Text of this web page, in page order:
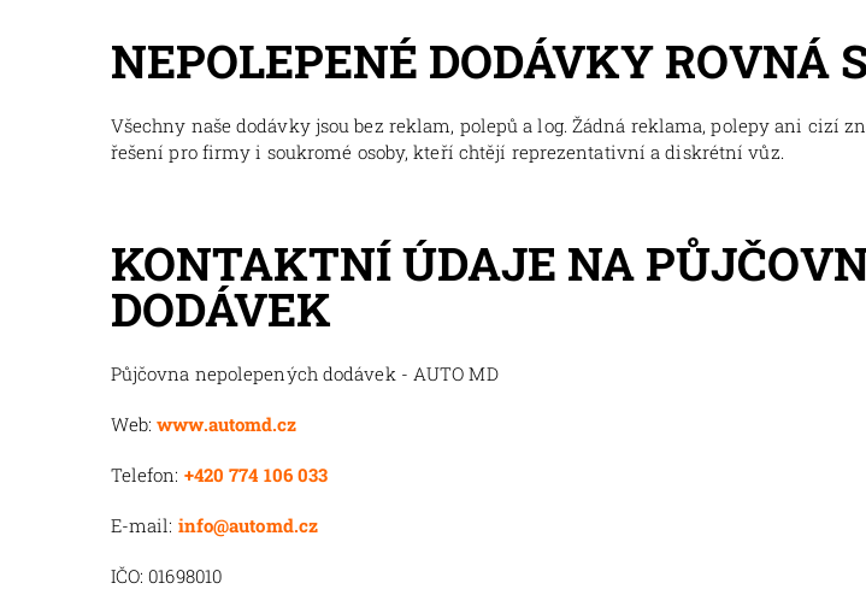
NEPOLEPENÉ DODÁVKY ROVNÁ
Všechny naše dodávky jsou bez reklam, polepů a log. Žádná reklama, polepy ani cizí
řešení pro firmy i soukromé osoby, kteří chtějí reprezentativní a diskrétní vůz.
KONTAKTNÍ ÚDAJE NA
DODÁVEK
Půjčovna nepolepených dodávek - AUTO MD
Web:www.automd.cz
Telefon: +420 774 106 033
E-mail: info@automd.cz
IČO: 01698010